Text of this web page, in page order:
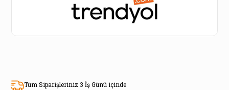
Tüm Siparişleriniz 3 İş Günü içinde